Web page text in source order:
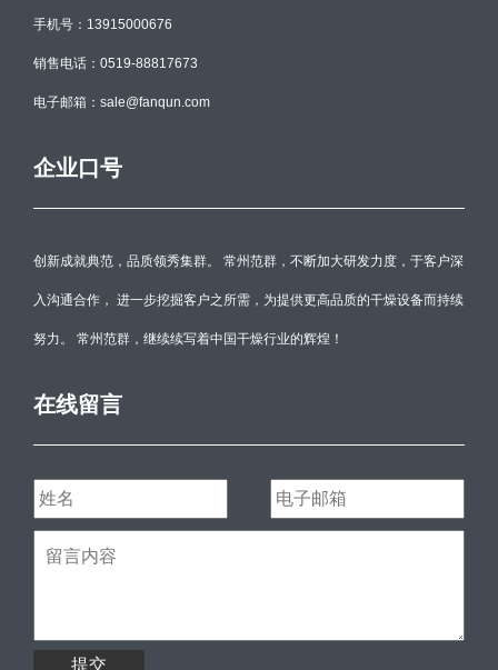
手机号：13915000676
销售电话：0519-88817673
电子邮箱：sale@fanqun.com
企业口号
创新成就典范，品质领秀集群。 常州范群，不断加大研发力度，于客户深
入沟通合作， 进一步挖掘客户之所需，为提供更高品质的干燥设备而持续
努力。 常州范群，继续续写着中国干燥行业的辉煌！
在线留言
提交